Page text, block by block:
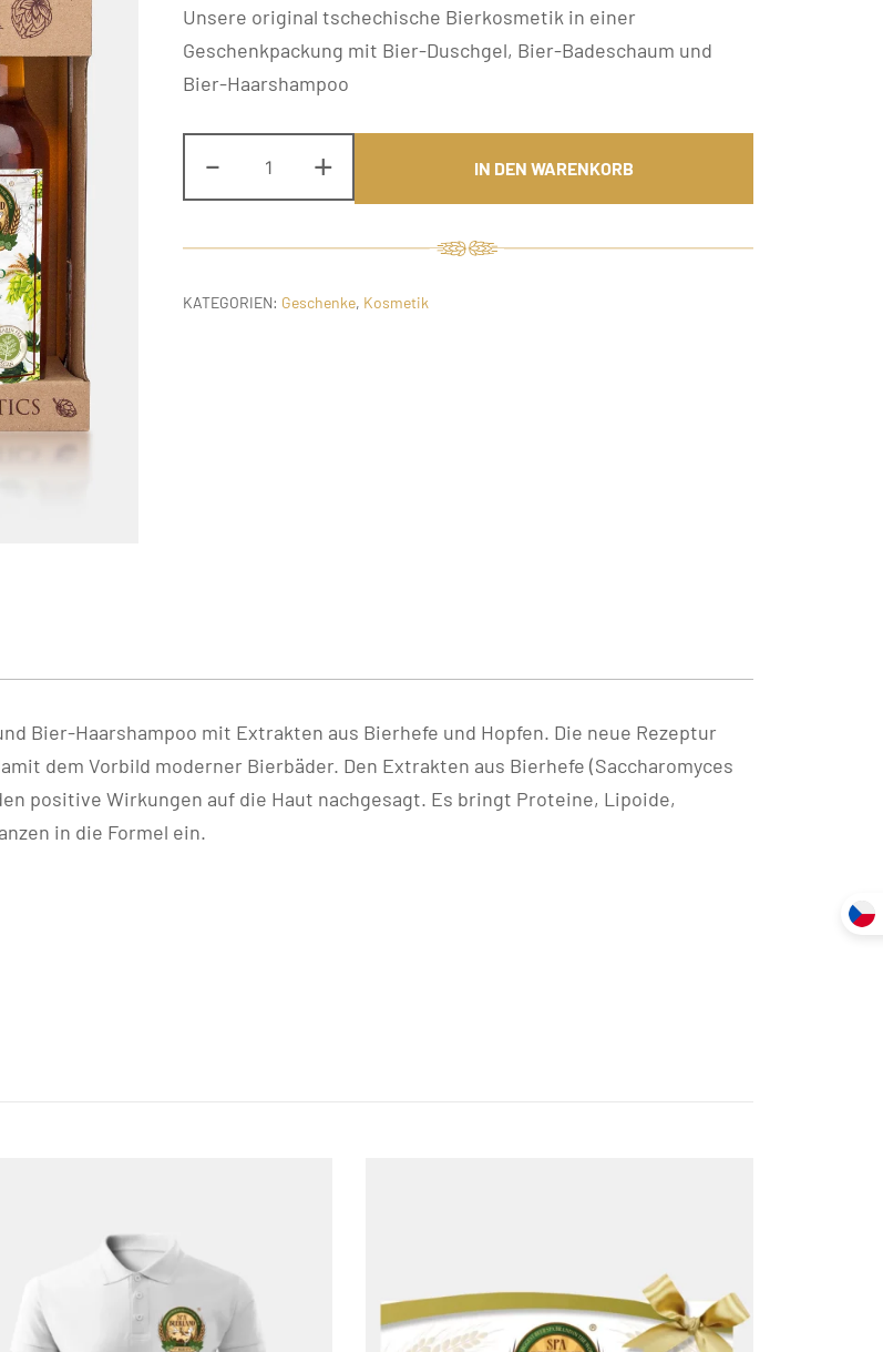
Unsere original tschechische Bierkosmetik in einer
Geschenkpackung mit Bier-Duschgel, Bier-Badeschaum und
Bier-Haarshampoo
-
Menge
+ IN DEN WARENKORB
KATEGORIEN: Geschenke, Kosmetik
Bier-Haarshampoo mit Extrakten aus Bierhefe und Hopfen. Die neue Rezeptur
dem Vorbild moderner Bierbäder. Den Extrakten aus Bierhefe (Saccharomyces
positive Wirkungen auf die Haut nachgesagt. Es bringt Proteine, Lipoide,
in die Formel ein.